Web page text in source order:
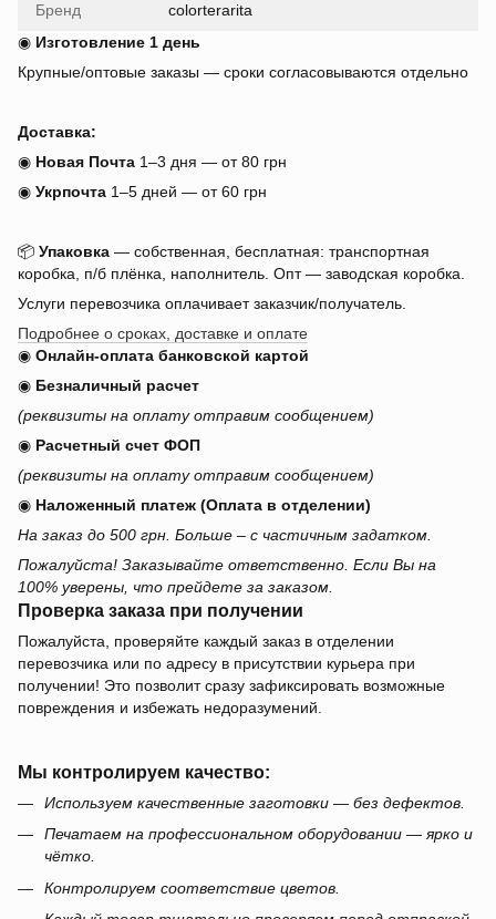
Бренд
colorterarita
◉ Изготовление 1 день
Крупные/оптовые заказы — сроки согласовываются отдельно
Доставка:
◉ Новая Почта 1–3 дня — от 80 грн
◉ Укрпочта 1–5 дней — от 60 грн
📦 Упаковка — собственная, бесплатная: транспортная
коробка, п/б плёнка, наполнитель. Опт — заводская коробка.
Услуги перевозчика оплачивает заказчик/получатель.
Подробнее о сроках, доставке и оплате
◉ Онлайн-оплата банковской картой
◉ Безналичный расчет
(реквизиты на оплату отправим сообщением)
◉ Расчетный счет ФОП
(реквизиты на оплату отправим сообщением)
◉ Наложенный платеж (Оплата в отделении)
На заказ до 500 грн. Больше – с частичным задатком.
Пожалуйста! Заказывайте ответственно. Если Вы на
100% уверены, что прейдете за заказом.
Проверка заказа при получении
Пожалуйста, проверяйте каждый заказ в отделении
перевозчика или по адресу в присутствии курьера при
получении! Это позволит сразу зафиксировать возможные
повреждения и избежать недоразумений.
Мы контролируем качество:
Используем качественные заготовки — без дефектов.
Печатаем на профессиональном оборудовании — ярко и
чётко.
Контролируем соответствие цветов.